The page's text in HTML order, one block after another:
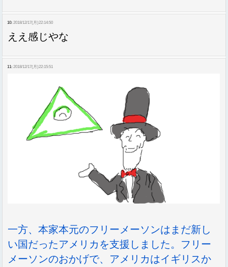
10: 2018/12/17(月)22:14:50
ええ感じやな
11: 2018/12/17(月)22:15:51
一方、本家本元のフリーメーソンはまだ新し
い国だったアメリカを支援しました。フリー
メーソンのおかげで、アメリカはイギリスか